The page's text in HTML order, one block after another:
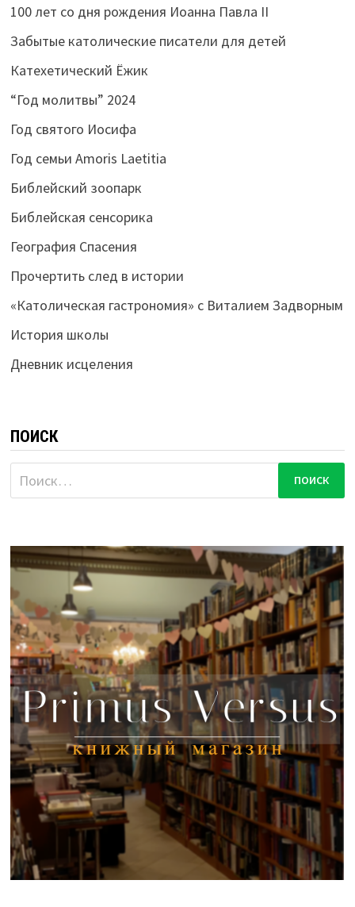
100 лет со дня рождения Иоанна Павла II
Забытые католические писатели для детей
Катехетический Ёжик
“Год молитвы” 2024
Год святого Иосифа
Год семьи Amoris Laetitia
Библейский зоопарк
Библейская сенсорика
География Спасения
Прочертить след в истории
«Католическая гастрономия» с Виталием Задворным
История школы
Дневник исцеления
ПОИСК
Найти: